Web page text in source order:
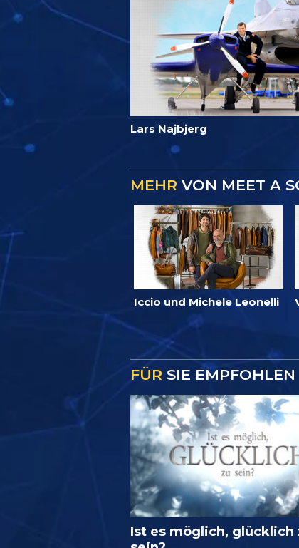
Lars Najbjerg
MEHR VON MEET A
Iccio und Michele Leonelli
FÜR SIE EMPFOHLEN
Ist es möglich, glücklich